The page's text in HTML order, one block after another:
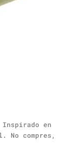
en
compres,